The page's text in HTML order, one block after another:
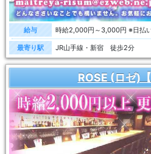
給与 時給2,000円～3,000円 ※日払
最寄り駅 JR山手線・新宿 徒歩2分
ROSE (ロゼ)【